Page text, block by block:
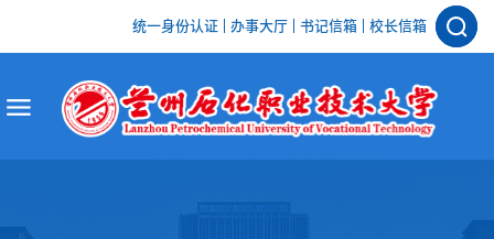
统一身份认证 办事大厅 书记信箱 校长信箱